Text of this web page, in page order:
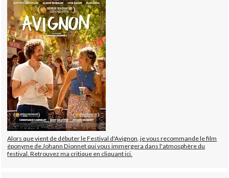
Alors que vient de débuter le Festival d'Avignon, je vous recommande le film
éponyme de Johann Dionnet qui vous immergera dans l'atmosphère du
festival. Retrouvez ma critique en cliquant ici.